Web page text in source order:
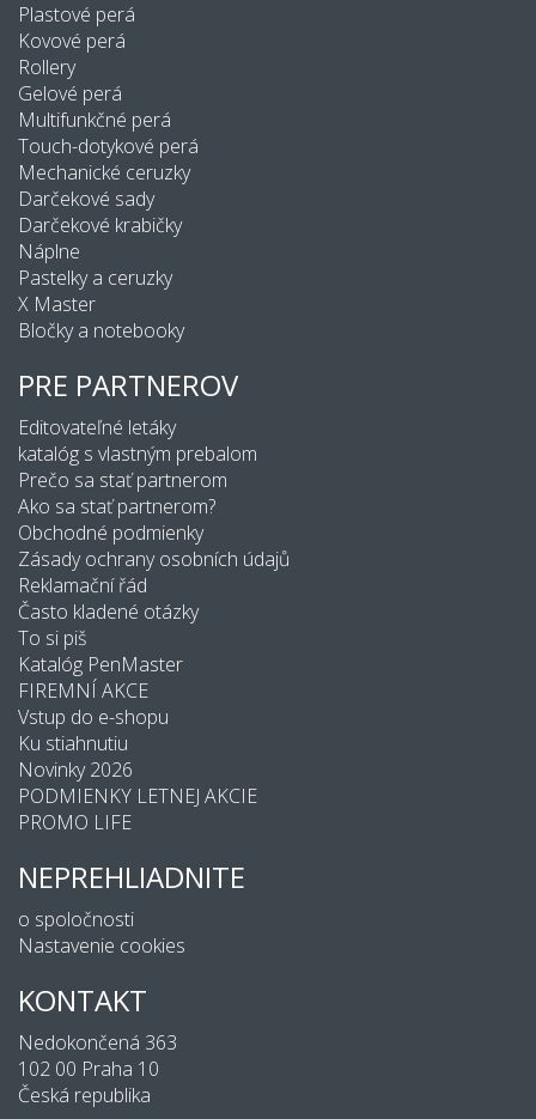
Plastové perá
Kovové perá
Rollery
Gelové perá
Multifunkčné perá
Touch-dotykové perá
Mechanické ceruzky
Darčekové sady
Darčekové krabičky
Náplne
Pastelky a ceruzky
X Master
Bločky a notebooky
PRE PARTNEROV
Editovateľné letáky
katalóg s vlastným prebalom
Prečo sa stať partnerom
Ako sa stať partnerom?
Obchodné podmienky
Zásady ochrany osobních údajů
Reklamační řád
Často kladené otázky
To si piš
Katalóg PenMaster
FIREMNÍ AKCE
Vstup do e-shopu
Ku stiahnutiu
Novinky 2026
PODMIENKY LETNEJ AKCIE
PROMO LIFE
NEPREHLIADNITE
o spoločnosti
Nastavenie cookies
KONTAKT
Nedokončená 363
102 00 Praha 10
Česká republika